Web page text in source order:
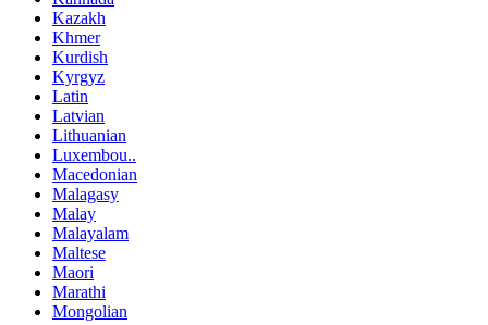
Kazakh
Khmer
Kurdish
Kyrgyz
Latin
Latvian
Lithuanian
Luxembou..
Macedonian
Malagasy
Malay
Malayalam
Maltese
Maori
Marathi
Mongolian